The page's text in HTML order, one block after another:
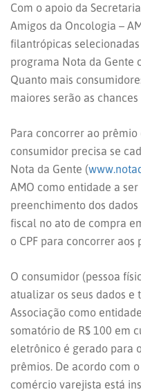
Com o apoio da
Amigos da Oncologia –
filantrópicas
programa Nota da Gente
Quanto mais
maiores serão as
Para concorrer ao
consumidor precisa se
Nota da Gente (
AMO como entidade a
preenchimento dos
fiscal no ato de compra
o CPF para concorrer aos
O consumidor (pessoa
atualizar os seus dados
Associação como
somatório de R$ 100 em
eletrônico é gerado para
prêmios. De acordo com
comércio varejista está